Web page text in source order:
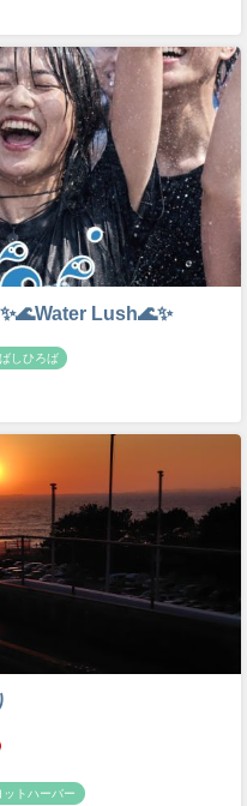
Lush🌊✨
しひろば
ットハーバー